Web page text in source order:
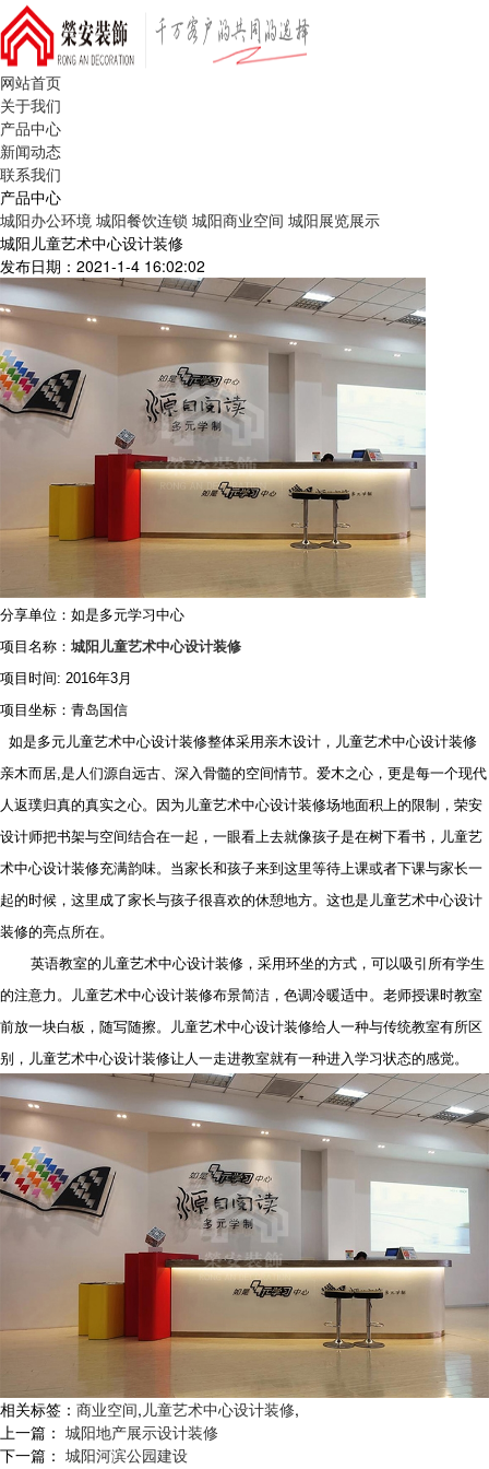
网站首页
关于我们
产品中心
新闻动态
联系我们
产品中心
城阳办公环境 城阳餐饮连锁 城阳商业空间 城阳展览展示
城阳儿童艺术中心设计装修
发布日期：2021-1-4 16:02:02
分享单位：如是多元学习中心
项目名称： 城阳儿童艺术中心设计装修
项目时间 : 2016年3月
项目坐标：青岛国信
如是多元儿童艺术中心设计装修整体采用亲木设计，儿童艺术中心设计装修
亲木而居,是人们源自远古、深入骨髓的空间情节。爱木之心，更是每一个现代
人返璞归真的真实之心。因为儿童艺术中心设计装修场地面积上的限制，荣安
设计师把书架与空间结合在一起，一眼看上去就像孩子是在树下看书，儿童艺
术中心设计装修充满韵味。当家长和孩子来到这里等待上课或者下课与家长一
起的时候，这里成了家长与孩子很喜欢的休憩地方。这也是儿童艺术中心设计
装修的亮点所在。
英语教室的儿童艺术中心设计装修，采用环坐的方式，可以吸引所有学生
的注意力。儿童艺术中心设计装修布景简洁，色调冷暖适中。老师授课时教室
前放一块白板，随写随擦。儿童艺术中心设计装修给人一种与传统教室有所区
别，儿童艺术中心设计装修让人一走进教室就有一种进入学习状态的感觉。
相关标签： 商业空间, 儿童艺术中心设计装修,
上一篇： 城阳地产展示设计装修
下一篇： 城阳河滨公园建设